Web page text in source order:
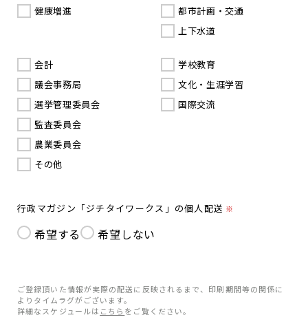
健康増進
都市計画・交通
上下水道
会計
議会事務局
選挙管理委員会
監査委員会
農業委員会
その他
学校教育
文化・生涯学習
国際交流
行政マガジン「ジチタイワークス」の個人配送 ※
希望する 希望しない
ご登録頂いた情報が実際の配送に反映されるまで、印刷期間等の関係に
よりタイムラグがございます。
詳細なスケジュールは こちら をご覧ください。